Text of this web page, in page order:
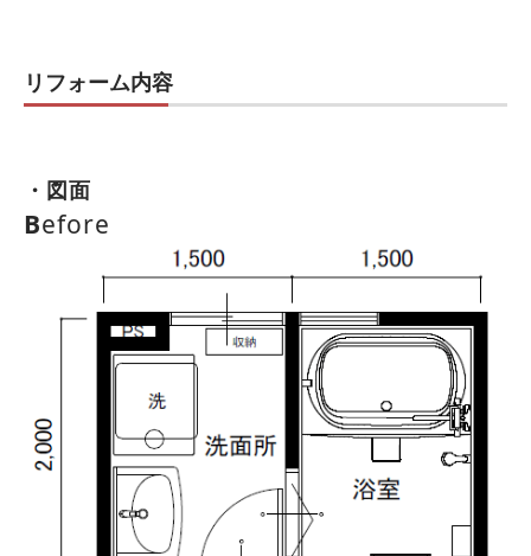
リフォーム内容
・図面
Before